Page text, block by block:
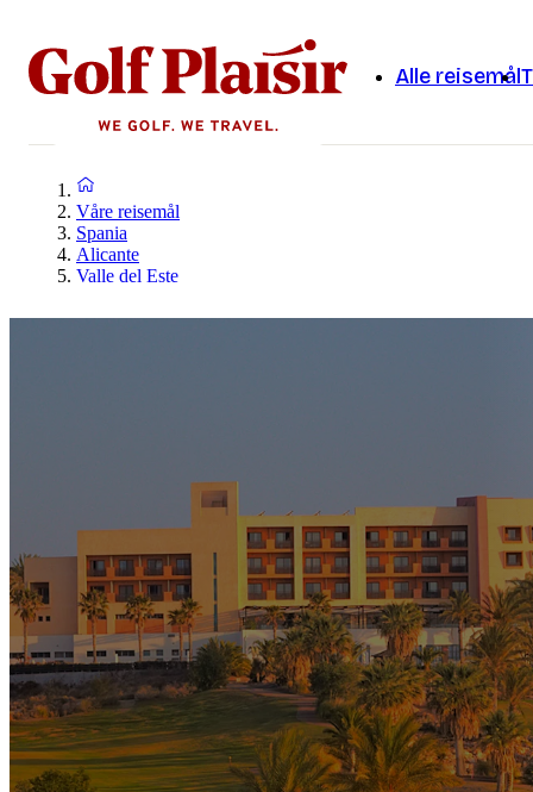
Alle reisemål
Våre reisemål
Spania
Alicante
Valle del Este